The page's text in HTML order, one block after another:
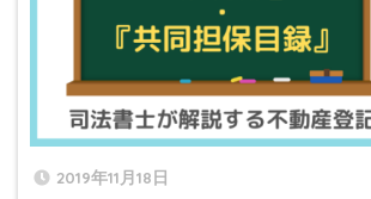
2019年11月18日